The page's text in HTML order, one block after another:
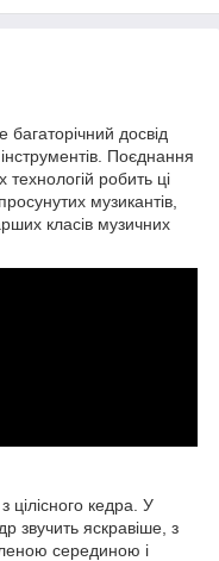
багаторічний досвід
Поєднання
технологій робить ці
музикантів,
класів музичних
цілісного кедра. У
звучить яскравіше, з
серединою і